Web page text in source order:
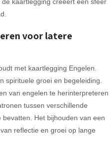
voor latere
met kaartlegging Engelen.
spirituele groei en begeleiding.
van engelen te herinterpreteren
tussen verschillende
Het bijhouden van een
reflectie en groei op lange